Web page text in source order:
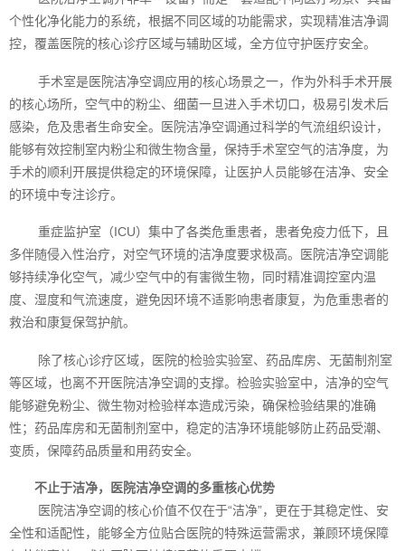
个性化净化能力的系统，根据不同区域的功能需求，实现精准洁净调
控，覆盖医院的核心诊疗区域与辅助区域，全方位守护医疗安全。
手术室是医院洁净空调应用的核心场景之一，作为外科手术开展
的核心场所，空气中的粉尘、细菌一旦进入手术切口，极易引发术后
感染，危及患者生命安全。医院洁净空调通过科学的气流组织设计，
能够有效控制室内粉尘和微生物含量，保持手术室空气的洁净度，为
手术的顺利开展提供稳定的环境保障，让医护人员能够在洁净、安全
的环境中专注诊疗。
重症监护室（ICU）集中了各类危重患者，患者免疫力低下，且
多伴随侵入性治疗，对空气环境的洁净度要求极高。医院洁净空调能
够持续净化空气，减少空气中的有害微生物，同时精准调控室内温
度、湿度和气流速度，避免因环境不适影响患者康复，为危重患者的
救治和康复保驾护航。
除了核心诊疗区域，医院的检验实验室、药品库房、无菌制剂室
等区域，也离不开医院洁净空调的支撑。检验实验室中，洁净的空气
能够避免粉尘、微生物对检验样本造成污染，确保检验结果的准确
性；药品库房和无菌制剂室中，稳定的洁净环境能够防止药品受潮、
变质，保障药品质量和用药安全。
不止于洁净，医院洁净空调的多重核心优势
医院洁净空调的核心价值不仅在于“洁净”，更在于其稳定性、安
全性和适配性，能够全方位贴合医院的特殊运营需求，兼顾环境保障